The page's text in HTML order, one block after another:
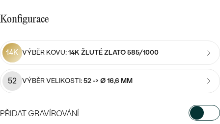
LAB-GROWN DIAMANT
MOISSANIT
BAREVNÝ DIAMANT
ČERNÝ DIAMANT
SALT AND PEPPER DIAMANT
ZLATO
STŘÍBRO
PLATINA
S DIAMANTY
S DRAHOKAMY
DLE CENY
CENOVĚ DOSTUPNÉ
LUXUSNÍ
DLE DRAHOKAMU
S DIAMANTY
S DRAHOKAMY
S PERLAMI
S DRAHOKAMY
S PERLAMI
Konfigurace
14K VÝBĚR KOVU:14K ŽLUTÉ ZLATO 585/1000
52 VÝBĚR VELIKOSTI:52 -> Ø 16,6 MM
PŘIDAT GRAVÍROVÁNÍ